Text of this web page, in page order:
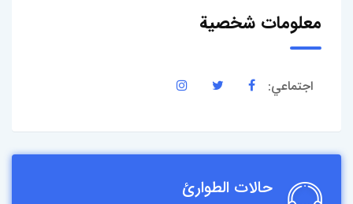
معلومات شخصية
اجتماعي:
حالات الطوارئ